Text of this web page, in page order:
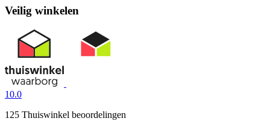
Veilig winkelen
10.0
125 Thuiswinkel beoordelingen